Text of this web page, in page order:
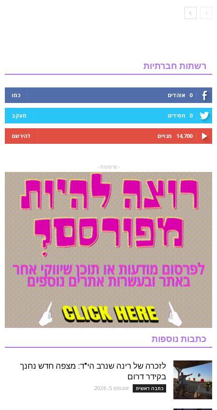
רשתות חברתיות
0 אוהדים כמו
0 חסידים מעקב
14,700 מנויים להירשם
- פרסומת -
כתבות נוספות
לזכרה של רינה שנרב הי"ד: מצפה חדש נחנך
בקידר דרום
כתבה ראשית אוגוסט 5, 2026